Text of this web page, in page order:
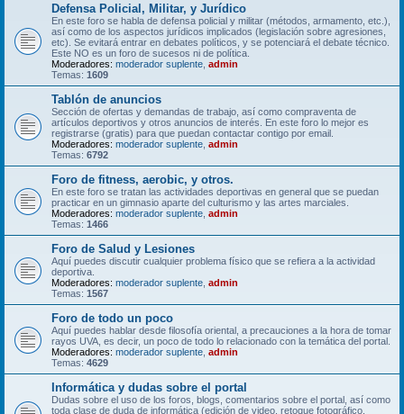
Defensa Policial, Militar, y Jurídico
En este foro se habla de defensa policial y militar (métodos, armamento, etc.),
así como de los aspectos jurídicos implicados (legislación sobre agresiones,
etc). Se evitará entrar en debates políticos, y se potenciará el debate técnico.
Este NO es un foro de sucesos ni de política.
Moderadores: moderador suplente admin
Temas: 1609
Tablón de anuncios
Sección de ofertas y demandas de trabajo, así como compraventa de
artículos deportivos y otros anuncios de interés. En este foro lo mejor es
registrarse (gratis) para que puedan contactar contigo por email.
Moderadores: moderador suplente admin
Temas: 6792
Foro de fitness, aerobic, y otros.
En este foro se tratan las actividades deportivas en general que se puedan
practicar en un gimnasio aparte del culturismo y las artes marciales.
Moderadores: moderador suplente admin
Temas: 1466
Foro de Salud y Lesiones
Aquí puedes discutir cualquier problema físico que se refiera a la actividad
deportiva.
Moderadores: moderador suplente admin
Temas: 1567
Foro de todo un poco
Aquí puedes hablar desde filosofía oriental, a precauciones a la hora de tomar
rayos UVA, es decir, un poco de todo lo relacionado con la temática del portal.
Moderadores: moderador suplente admin
Temas: 4629
Informática y dudas sobre el portal
Dudas sobre el uso de los foros, blogs, comentarios sobre el portal, así como
toda clase de duda de informática (edición de video, retoque fotográfico,